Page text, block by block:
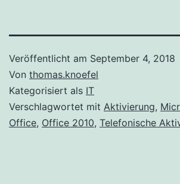
Veröffentlicht am September 4, 2018
Von thomas.knoefel
Kategorisiert als IT
Verschlagwortet mit Aktivierung,
Office, Office 2010, Telefonische